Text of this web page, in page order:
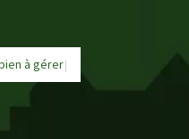
àgére|